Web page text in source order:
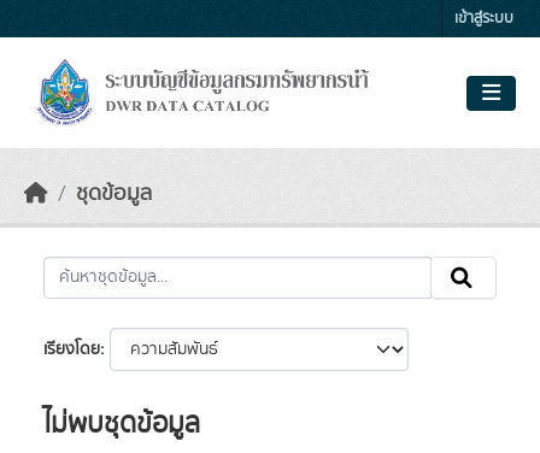
เข้าสู่ระบบ
ชุดข้อมูล
เรียงโดย
ไม่พบชุดข้อมูล